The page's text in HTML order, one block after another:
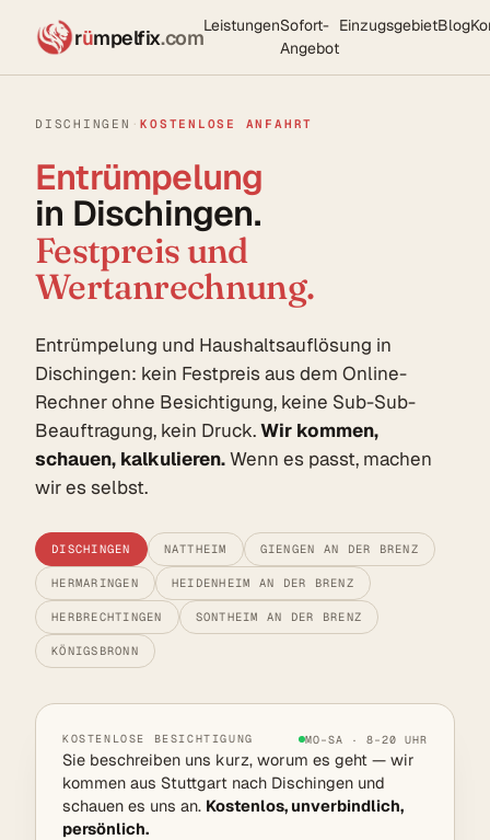
rümpelfix.comLeistungenSofort-
Angebot
EinzugsgebietBlog
DISCHINGEN ·KOSTENLOSE ANFAHRT
Entrümpelung
in Dischingen.
Festpreis und
Wertanrechnung.
Entrümpelung und Haushaltsauflösung in
Dischingen: kein Festpreis aus dem Online-
Rechner ohne Besichtigung, keine Sub-Sub-
Beauftragung, kein Druck.Wir kommen,
schauen, kalkulieren.Wenn es passt, machen
wir es selbst.
DISCHINGEN NATTHEIM GIENGEN AN DER BRENZ
HERMARINGEN HEIDENHEIM AN DER BRENZ
HERBRECHTINGEN SONTHEIM AN DER BRENZ
KÖNIGSBRONN
KOSTENLOSE BESICHTIGUNG MO–SA · 8–20 UHR
Sie beschreiben uns kurz, worum es geht — wir
kommen aus Stuttgart nach Dischingen und
schauen es uns an. Kostenlos, unverbindlich,
persönlich.